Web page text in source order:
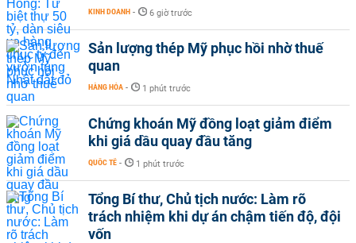
KINH DOANH - 6 giờ trước
Sản lượng thép Mỹ phục hồi nhờ thuế
quan
HÀNG HÓA - 1 phút trước
Chứng khoán Mỹ đồng loạt giảm điểm
khi giá dầu quay đầu tăng
QUỐC TẾ - 1 phút trước
Tổng Bí thư, Chủ tịch nước: Làm rõ
trách nhiệm khi dự án chậm tiến độ, đội
vốn